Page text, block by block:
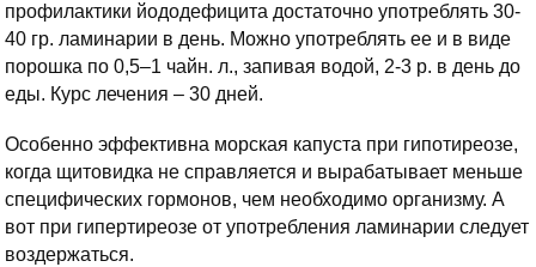
профилактики йододефицита достаточно употреблять 30-
40 гр. ламинарии в день. Можно употреблять ее и в виде
порошка по 0,5–1 чайн. л., запивая водой, 2-3 р. в день до
еды. Курс лечения – 30 дней.
Особенно эффективна морская капуста при гипотиреозе,
когда щитовидка не справляется и вырабатывает меньше
специфических гормонов, чем необходимо организму. А
вот при гипертиреозе от употребления ламинарии следует
воздержаться.